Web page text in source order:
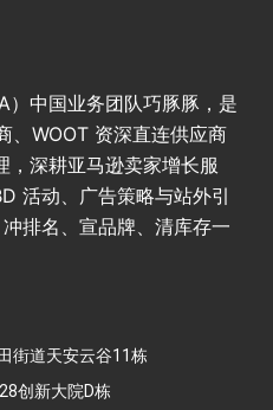
中国业务团队巧豚豚，是
、WOOT 资深直连供应商
深耕亚马逊卖家增长服
活动、广告策略与站外引
排名、宣品牌、清库存一
街道天安云谷11栋
创新大院D栋